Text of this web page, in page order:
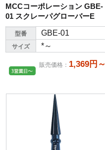
MCCコーポレーション GBE-
01 スクレーパグローバーE
型番 GBE-01
サイズ *～
販売価格 ： 1,369円～